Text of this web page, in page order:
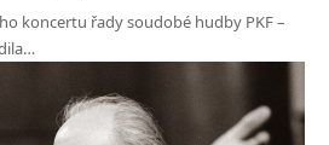
koncertu řady soudobé hudby PKF –